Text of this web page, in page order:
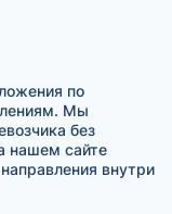
по
Мы
без
нашем сайте
внутри